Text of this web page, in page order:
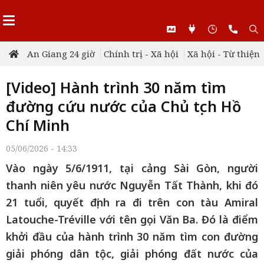
An Giang 24 giờ Chính trị - Xã hội Xã hội - Từ thiện
[Video] Hành trình 30 năm tìm
đường cứu nước của Chủ tịch Hồ
Chí Minh
05/06/2026 - 14:33
Vào ngày 5/6/1911, tại cảng Sài Gòn, người
thanh niên yêu nước Nguyễn Tất Thành, khi đó
21 tuổi, quyết định ra đi trên con tàu Amiral
Latouche-Tréville với tên gọi Văn Ba. Đó là điểm
khởi đầu của hành trình 30 năm tìm con đường
giải phóng dân tộc, giải phóng đất nước của